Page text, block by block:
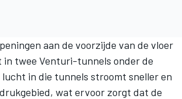
aan de voorzijde van de vloer
twee Venturi-tunnels onder de
lucht in die tunnels stroomt sneller en
wat ervoor zorgt dat de